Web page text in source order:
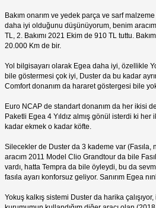
Bakım onarım ve yedek parça ve sarf
daha iyi olduğunu düşünüyorum, benim
TL, 2. Bakımı 2021 Ekim de 910 TL tuttu.
20.000 Km de bir.
Yol bilgisayarı olarak Egea daha iyi, özellikle
bile göstermesi çok iyi, Duster da bu kadar
Comfort donanım da hararet göstergesi bile yok
Euro NCAP de standart donanım da her ikisi
Paketli Egea 4 Yıldız almış gönül isterdi ki her
kadar ekmek o kadar köfte.
Silecekler de Duster da 3 kademe var (Fasıla,
aracım 2011 Model Clio Grandtour da bile
vardı, hatta Tempra da bile öyleydi, bu da
fasıla ayarı konforsuz geliyor. Sanırım Egea
Yokuş kalkış sistemi Duster da harika